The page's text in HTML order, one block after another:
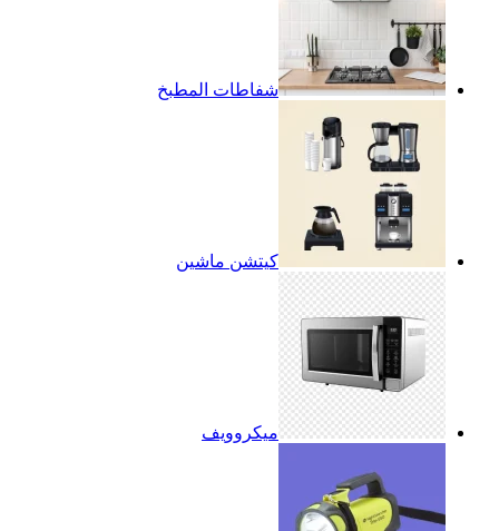
شفاطات المطبخ
كيتشن ماشين
ميكروويف